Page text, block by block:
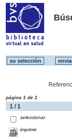
página 1 de 1
1 / 1
seleccionar
imprimir